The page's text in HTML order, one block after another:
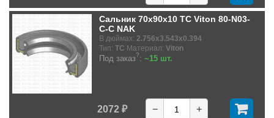
Сальник 70x90x10 TC Viton 80-N03-
C-C NAK
В дюймах: 2.756x3.543x0.394
Тип: TC Материал: Viton
Под заказ?: ~15 шт.
2072 ₽ − +